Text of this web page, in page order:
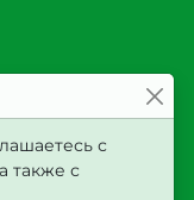
с
также с